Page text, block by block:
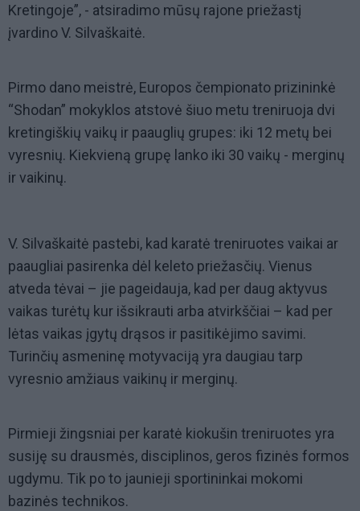
Kretingoje”, - atsiradimo mūsų rajone priežastį
įvardino V. Silvaškaitė.
Pirmo dano meistrė, Europos čempionato prizininkė
“Shodan” mokyklos atstovė šiuo metu treniruoja dvi
kretingiškių vaikų ir paauglių grupes: iki 12 metų bei
vyresnių. Kiekvieną grupę lanko iki 30 vaikų - merginų
ir vaikinų.
V. Silvaškaitė pastebi, kad karatė treniruotes vaikai ar
paaugliai pasirenka dėl keleto priežasčių. Vienus
atveda tėvai – jie pageidauja, kad per daug aktyvus
vaikas turėtų kur išsikrauti arba atvirkščiai – kad per
lėtas vaikas įgytų drąsos ir pasitikėjimo savimi.
Turinčių asmeninę motyvaciją yra daugiau tarp
vyresnio amžiaus vaikinų ir merginų.
Pirmieji žingsniai per karatė kiokušin treniruotes yra
susiję su drausmės, disciplinos, geros fizinės formos
ugdymu. Tik po to jaunieji sportininkai mokomi
bazinės technikos.